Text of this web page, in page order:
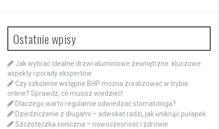
Ostatnie wpisy
Jak wybrać idealne drzwi aluminiowe zewnętrzne: kluczowe
aspekty i porady ekspertów
Czy szkolenie wstępne BHP można zrealizować w trybie
online? Sprawdź, co musisz wiedzieć!
Dlaczego warto regularnie odwiedzać stomatologa?
Dziedziczenie z długami – adwokat radzi, jak uniknąć pułapek
Szczoteczka soniczna – nowoczesność i zdrowie